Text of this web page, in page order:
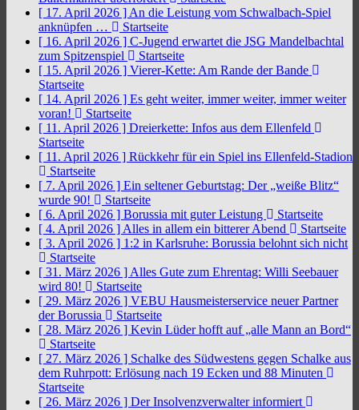
[ 17. April 2026 ] An die Leistung vom Schwalbach-Spiel
anknüpfen …
Startseite
[ 16. April 2026 ] C-Jugend erwartet die JSG Mandelbachtal
zum Spitzenspiel
Startseite
[ 15. April 2026 ] Vierer-Kette: Am Rande der Bande
Startseite
[ 14. April 2026 ] Es geht weiter, immer weiter, immer weiter
voran!
Startseite
[ 11. April 2026 ] Dreierkette: Infos aus dem Ellenfeld
Startseite
[ 11. April 2026 ] Rückkehr für ein Spiel ins Ellenfeld-Stadion
Startseite
[ 7. April 2026 ] Ein seltener Geburtstag: Der „weiße Blitz“
wurde 90!
Startseite
[ 6. April 2026 ] Borussia mit guter Leistung
Startseite
[ 4. April 2026 ] Alles in allem ein bitterer Abend
Startseite
[ 3. April 2026 ] 1:2 in Karlsruhe: Borussia belohnt sich nicht
Startseite
[ 31. März 2026 ] Alles Gute zum Ehrentag: Willi Seebauer
wird 80!
Startseite
[ 29. März 2026 ] VEBU Hausmeisterservice neuer Partner
der Borussia
Startseite
[ 28. März 2026 ] Kevin Lüder hofft auf „alle Mann an Bord“
Startseite
[ 27. März 2026 ] Schalke des Südwestens gegen Schalke aus
dem Ruhrpott: Erlösung nach 19 Ecken und 88 Minuten
Startseite
[ 26. März 2026 ] Der Insolvenzverwalter informiert